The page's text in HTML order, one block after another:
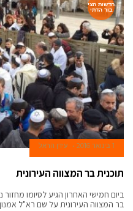
חדשות הצי
בור הדתי
1 בינואר 2016 עידן הראל
תוכנית בר המצווה העירונית
ביום חמישי האחרון הגיע לסיומו
בר המצווה העירונית על שם רא"ל אמנון